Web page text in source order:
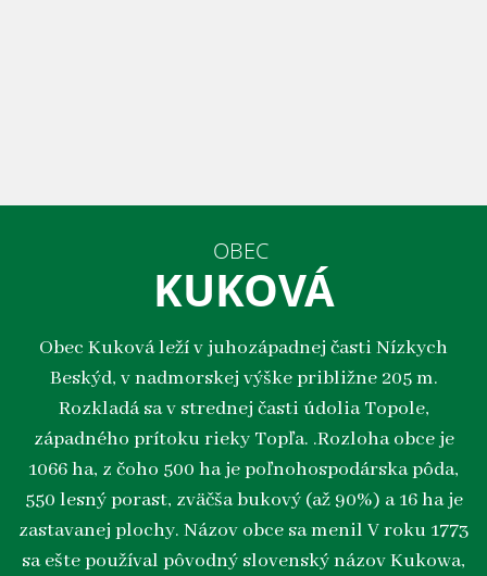
OBEC
KUKOVÁ
Obec Kuková leží v juhozápadnej časti Nízkych
Beskýd, v nadmorskej výške približne 205 m.
Rozkladá sa v strednej časti údolia Topole,
západného prítoku rieky Topľa. .Rozloha obce je
1066 ha, z čoho 500 ha je poľnohospodárska pôda,
550 lesný porast, zväčša bukový (až 90%) a 16 ha je
zastavanej plochy. Názov obce sa menil V roku 1773
sa ešte používal pôvodný slovenský názov Kukowa,